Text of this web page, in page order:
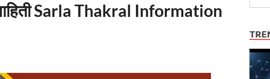
Sarla Thakral Information